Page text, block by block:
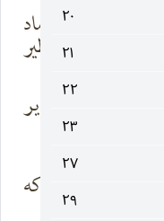
٢٠
٢١
٢٢
٢٣
٢٧
٢٩
تحت صمت الرماد
جمرٌ خطير
كما يفعل الغرير
ودينٍ يلوكه